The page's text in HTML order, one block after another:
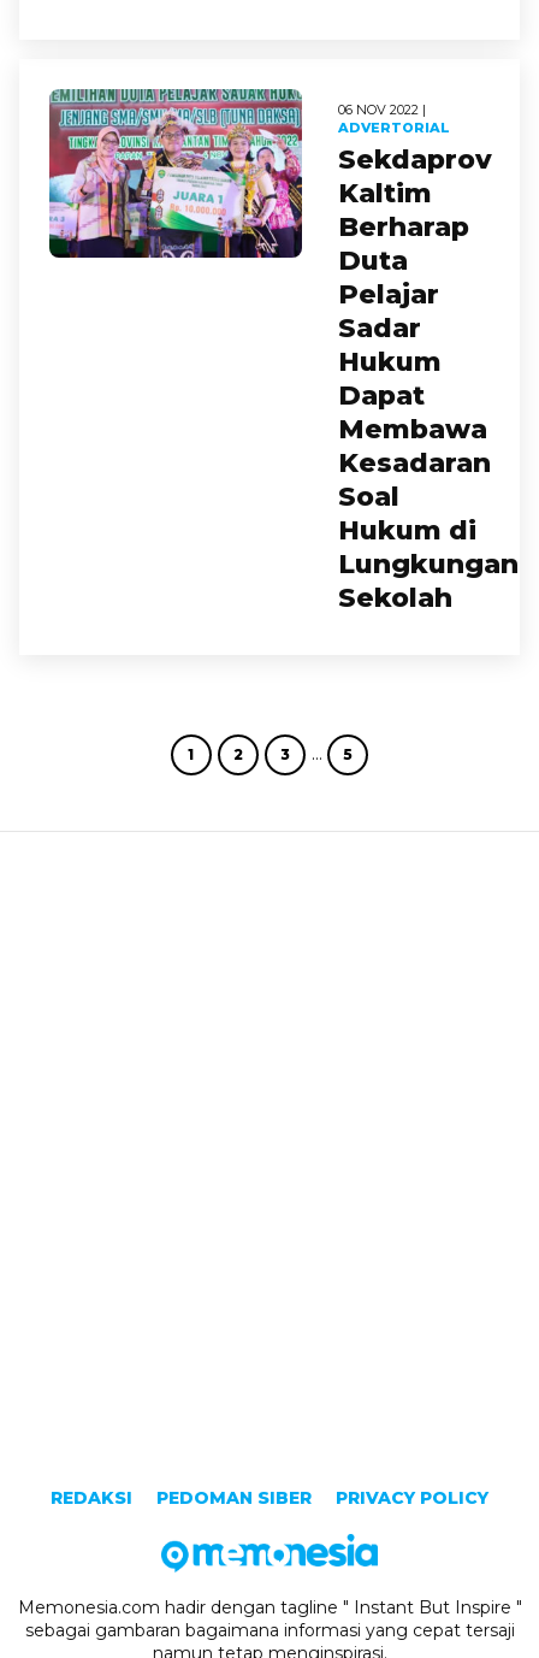
06 NOV 2022 |
ADVERTORIAL
Sekdaprov
Kaltim
Berharap
Duta
Pelajar
Sadar
Hukum
Dapat
Membawa
Kesadaran
Soal
Hukum di
Lungkungan
Sekolah
1 2 3 … 5
REDAKSI PEDOMAN SIBER PRIVACY POLICY
Memonesia.com hadir dengan tagline " Instant But Inspire "
sebagai gambaran bagaimana informasi yang cepat tersaji
namun tetap menginspirasi.